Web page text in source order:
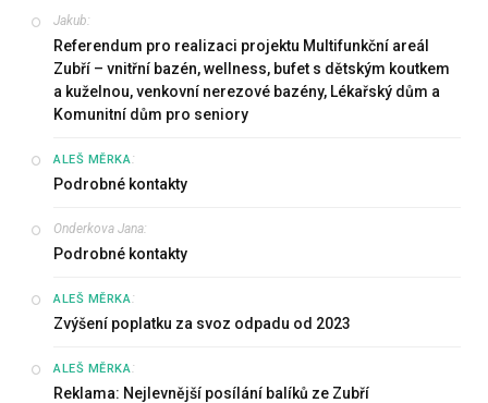
Jakub:
Referendum pro realizaci projektu Multifunkční areál
Zubří – vnitřní bazén, wellness, bufet s dětským koutkem
a kuželnou, venkovní nerezové bazény, Lékařský dům a
Komunitní dům pro seniory
ALEŠ MĚRKA :
Podrobné kontakty
Onderkova Jana:
Podrobné kontakty
ALEŠ MĚRKA :
Zvýšení poplatku za svoz odpadu od 2023
ALEŠ MĚRKA :
Reklama: Nejlevnější posílání balíků ze Zubří